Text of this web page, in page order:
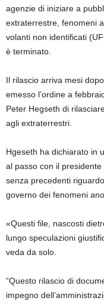
agenzie di iniziare a
extraterrestre, fenomeni
volanti non identificati
è terminato.
Il rilascio arriva mesi
emesso l’ordine a
Peter Hegseth di
agli extraterrestri.
Hgeseth ha dichiarato in
al passo con il
senza precedenti
governo dei fenomeni
«Questi file, nascosti
lungo speculazioni
veda da solo.
“Questo rilascio di
impegno